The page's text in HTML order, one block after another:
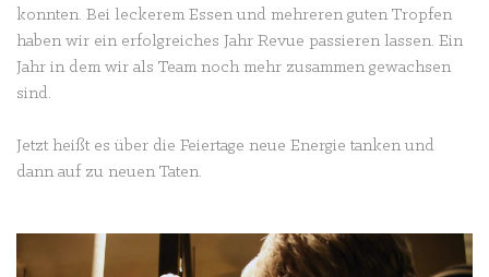
konnten. Bei leckerem Essen und mehreren guten Tropfen
haben wir ein erfolgreiches Jahr Revue passieren lassen. Ein
Jahr in dem wir als Team noch mehr zusammen gewachsen
sind.
Jetzt heißt es über die Feiertage neue Energie tanken und
dann auf zu neuen Taten.